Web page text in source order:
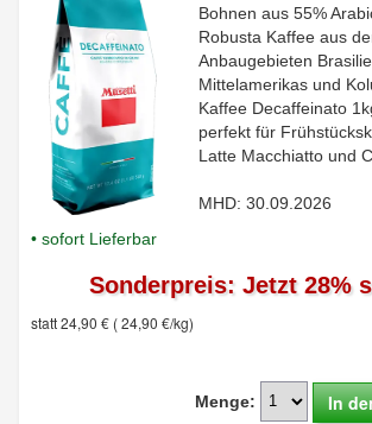
Bohnen aus 55%
Robusta Kaffee aus
Anbaugebieten
Mittelamerikas und
Kaffee Decaffeinato
perfekt für
Latte Macchiatto und
MHD: 30.09.2026
• sofort Lieferbar
Sonderpreis: Jetzt 28%
statt 24,90 € ( 24,90 €/kg)
Menge: In